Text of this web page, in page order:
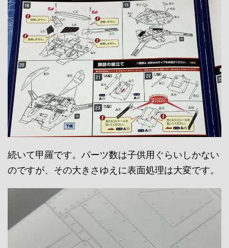
続いて甲羅です。パーツ数は子供用ぐらいしかない
のですが、その大きさゆえに表面処理は大変です。